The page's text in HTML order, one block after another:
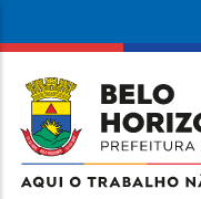
conteúdo
principal
da
Prefeitura
de